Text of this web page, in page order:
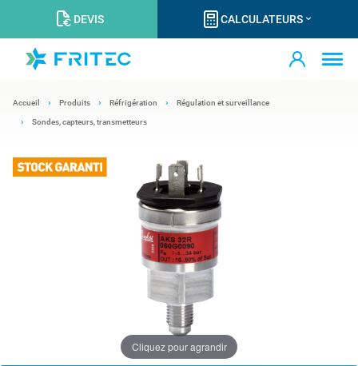
DEVIS CALCULATEURS
Accueil Produits Réfrigération Régulation et surveillance
Sondes, capteurs, transmetteurs
Cliquez pour agrandir